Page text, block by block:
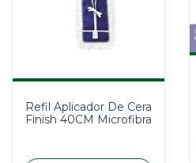
Refil Aplicador De Cera
Finish 40CM Microfibra